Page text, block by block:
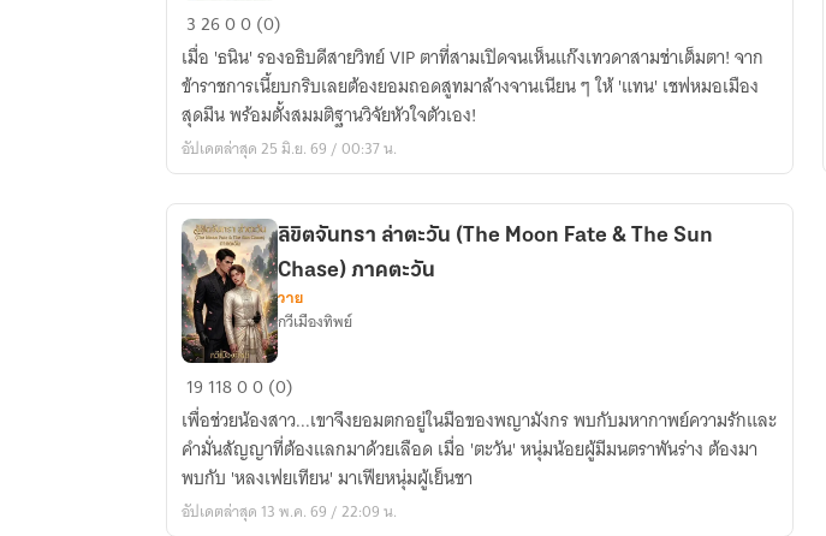
เรือน
ไม้
รัญจวน
กับ
แก๊ง
เทวดา
สมาคม
ลุง
ข้าง
บ้าน
32600 (0)
เมื่อ 'ธนิน' รองอธิบดีสายวิทย์ VIP ตาที่สามเปิดจนเห็นแก๊งเทวดาสามช่าเต็มตา! จาก
ข้าราชการเนี้ยบกริบเลยต้องยอมถอดสูทมาล้างจานเนียน ๆ ให้ 'แทน' เชฟหมอเมือง
สุดมึน พร้อมตั้งสมมติฐานวิจัยหัวใจตัวเอง!
อัปเดตล่าสุด 25 มิ.ย. 69 / 00:37 น.
ลิขิต
จันทรา
ล่า
ตะวัน
(The
Moon
ลิขิตจันทรา ล่าตะวัน (The Moon Fate & The Sun
Chase) ภาคตะวัน
วาย
กวีเมืองทิพย์
19 11800 (0)
เพื่อช่วยน้องสาว...เขาจึงยอมตกอยู่ในมือของพญามังกร พบกับมหากาพย์ความรักและ
คำมั่นสัญญาที่ต้องแลกมาด้วยเลือด เมื่อ 'ตะวัน' หนุ่มน้อยผู้มีมนตราพันร่าง ต้องมา
พบกับ 'หลงเฟยเทียน' มาเฟียหนุ่มผู้เย็นชา
อัปเดตล่าสุด 13 พ.ค. 69 / 22:09 น.